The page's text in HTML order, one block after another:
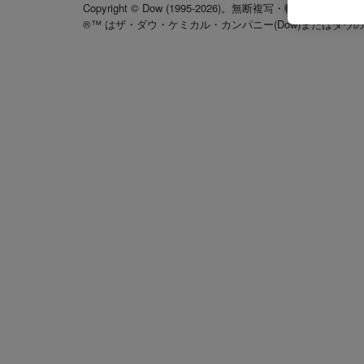
Copyright © Dow (1995-2026)。無断複写・転載を禁じます
®™ はザ・ダウ・ケミカル・カンパニー(Dow)またはダウ